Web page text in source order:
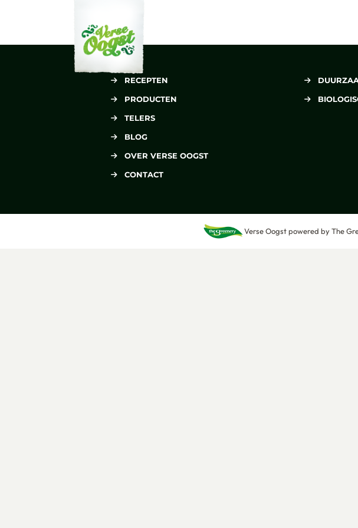
RECEPTEN
PRODUCTEN
TELERS
BLOG
OVER VERSE OOGST
CONTACT
Verse Oogstpowered byThe